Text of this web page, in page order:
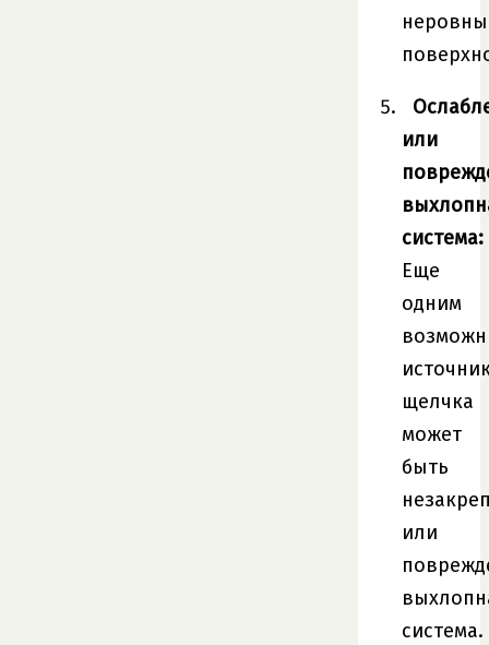
или
система:
Еще
одним
щелчка
может
быть
или
система.